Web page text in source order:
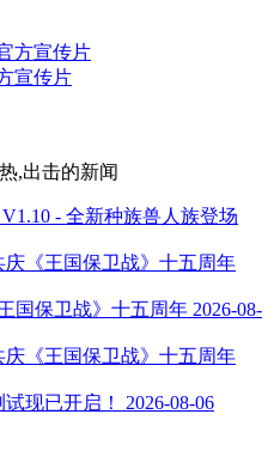
宣传片
,出击的新闻
- 全新种族兽人族登场
庆《王国保卫战》十五周年
国保卫战》十五周年 2026-08-
庆《王国保卫战》十五周年
现已开启！
2026-08-06